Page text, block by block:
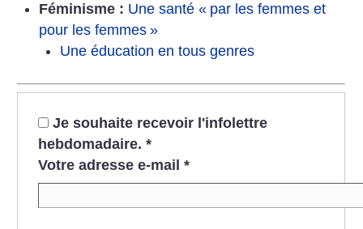
Féminisme : Une santé « par les femmes et
pour les femmes »
Une éducation en tous genres
Je souhaite recevoir l'infolettre
hebdomadaire. *
Votre adresse e-mail *